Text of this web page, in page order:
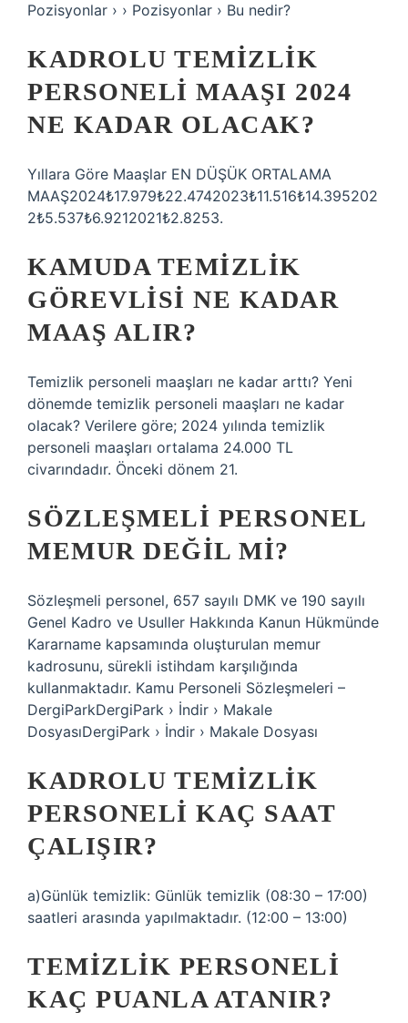
Pozisyonlar › › Pozisyonlar › Bu nedir?
KADROLU TEMIZLIK
PERSONELI MAAŞI 2024
NE KADAR OLACAK?
Yıllara Göre Maaşlar EN DÜŞÜK ORTALAMA
MAAŞ2024₺17.979₺22.4742023₺11.516₺14.395202
2₺5.537₺6.9212021₺2.8253.
KAMUDA TEMIZLIK
GÖREVLISI NE KADAR
MAAŞ ALIR?
Temizlik personeli maaşları ne kadar arttı? Yeni
dönemde temizlik personeli maaşları ne kadar
olacak? Verilere göre; 2024 yılında temizlik
personeli maaşları ortalama 24.000 TL
civarındadır. Önceki dönem 21.
SÖZLEŞMELI PERSONEL
MEMUR DEĞIL MI?
Sözleşmeli personel, 657 sayılı DMK ve 190 sayılı
Genel Kadro ve Usuller Hakkında Kanun Hükmünde
Kararname kapsamında oluşturulan memur
kadrosunu, sürekli istihdam karşılığında
kullanmaktadır. Kamu Personeli Sözleşmeleri –
DergiParkDergiPark › İndir › Makale
DosyasıDergiPark › İndir › Makale Dosyası
KADROLU TEMIZLIK
PERSONELI KAÇ SAAT
ÇALIŞIR?
a)Günlük temizlik: Günlük temizlik (08:30 – 17:00)
saatleri arasında yapılmaktadır. (12:00 – 13:00)
TEMIZLIK PERSONELI
KAÇ PUANLA ATANIR?